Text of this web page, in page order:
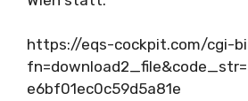
https://eqs-cockpit.com/cgi-
e6bf01ec0c59d5a81e